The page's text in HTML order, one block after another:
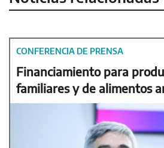
CONFERENCIA DE PRENSA
Financiamiento para
familiares y de alimentos